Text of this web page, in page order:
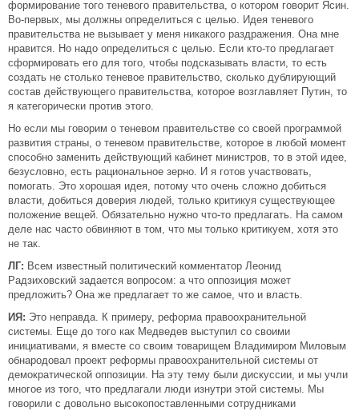
формирование того теневого правительства, о котором говорит Ясин.
Во-первых, мы должны определиться с целью. Идея теневого
правительства не вызывает у меня никакого раздражения. Она мне
нравится. Но надо определиться с целью. Если кто-то предлагает
сформировать его для того, чтобы подсказывать власти, то есть
создать не столько теневое правительство, сколько дублирующий
состав действующего правительства, которое возглавляет Путин, то
я категорически против этого.
Но если мы говорим о теневом правительстве со своей программой
развития страны, о теневом правительстве, которое в любой момент
способно заменить действующий кабинет министров, то в этой идее,
безусловно, есть рациональное зерно. И я готов участвовать,
помогать. Это хорошая идея, потому что очень сложно добиться
власти, добиться доверия людей, только критикуя существующее
положение вещей. Обязательно нужно что-то предлагать. На самом
деле нас часто обвиняют в том, что мы только критикуем, хотя это
не так.
ЛГ: Всем известный политический комментатор Леонид
Радзиховский задается вопросом: а что оппозиция может
предложить? Она же предлагает то же самое, что и власть.
ИЯ: Это неправда. К примеру, реформа правоохранительной
системы. Еще до того как Медведев выступил со своими
инициативами, я вместе со своим товарищем Владимиром Миловым
обнародовал проект реформы правоохранительной системы от
демократической оппозиции. На эту тему были дискуссии, и мы учли
многое из того, что предлагали люди изнутри этой системы. Мы
говорили с довольно высокопоставленными сотрудниками